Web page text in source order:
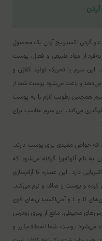
گردن اکسپرتیج آردن یک محصول
از مواد طبیعی و فعال، پوست
این سرم با تحریک تولید کلاژن و
و باعث می‌شود پوست شما از
همچنین رطوبت لازم را به پوست
می‌کند. این سرم مناسب برای
که خواص مفیدی برای پوست دارند.
نام آلوئه‌ورا گرفته می‌شود که
دارد. این عصاره با آرام‌سازی
کرده و پوست را صاف و نرم می‌کند.
عصاره جو دو سر در این سرم حاوی ویتامین‌های B و E و آنتی‌اکسیدان‌های قوی
محیطی، مانع از پیری زودرس
می‌شود پوست شما انعطاف‌پذیر و